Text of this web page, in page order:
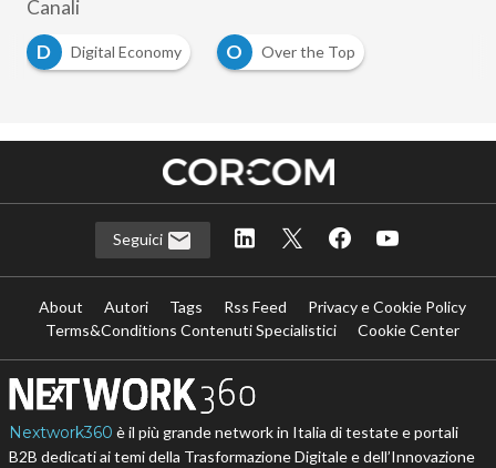
Canali
D
Digital Economy O Over the Top
Seguici
About Autori Tags Rss Feed
Privacy e Cookie Policy
Terms&Conditions Contenuti Specialistici
Cookie Center
Nextwork360 è il più grande network in Italia di testate e portali
B2B dedicati ai temi della Trasformazione Digitale e dell’Innovazione